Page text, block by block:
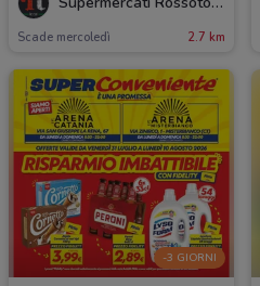
Scade mercoledì 2.7 km
-3 GIORNI